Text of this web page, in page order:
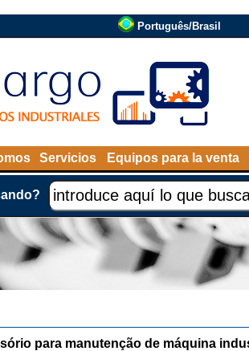
Português/Brasil
Servicios Equipos para la venta
para manutenção de máquina